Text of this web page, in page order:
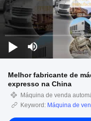
Melhor fabricante de
expresso na China
Máquina de venda
Keyword: Máquina de